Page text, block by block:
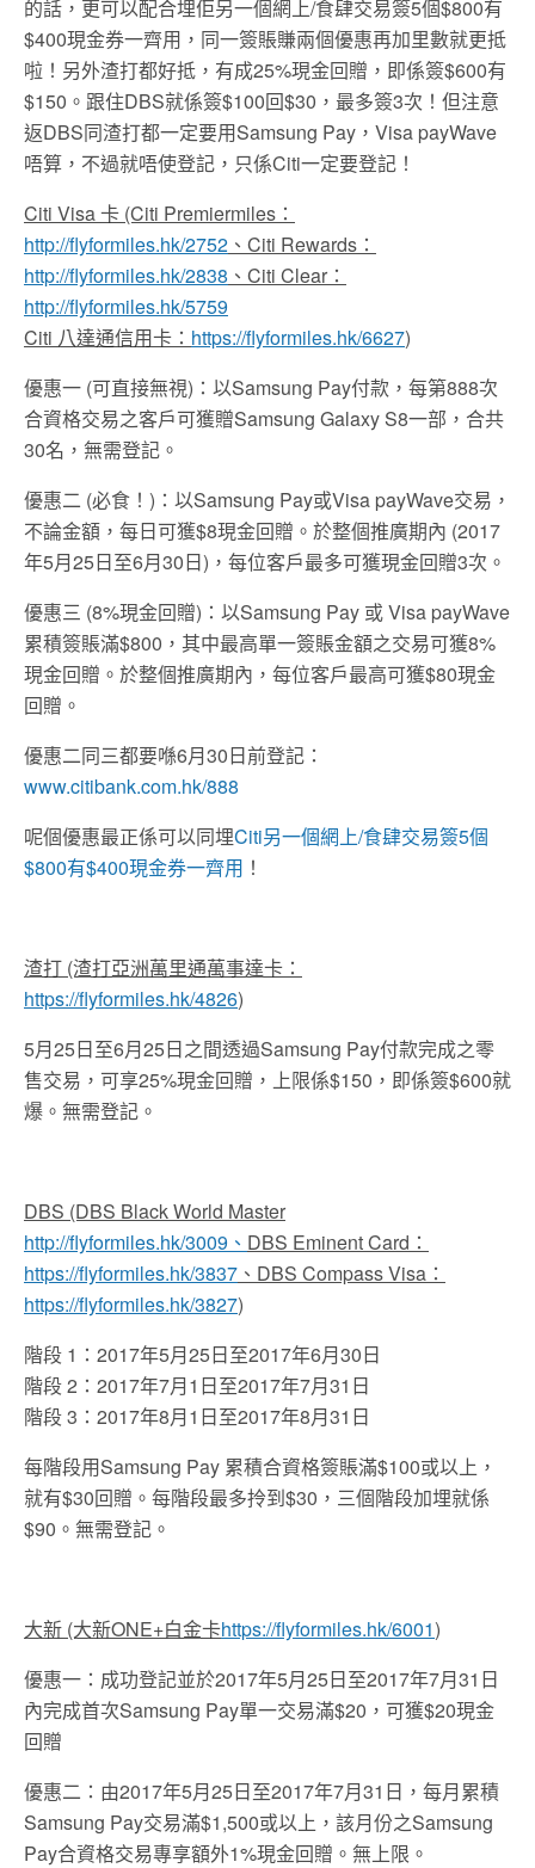
的話，更可以配合埋佢另一個網上/食肆交易簽5個$800有
$400現金券一齊用，同一簽賬賺兩個優惠再加里數就更抵
啦！另外渣打都好抵，有成25%現金回贈，即係簽$600有
$150。跟住DBS就係簽$100回$30，最多簽3次！但注意
返DBS同渣打都一定要用Samsung Pay，Visa payWave
唔算，不過就唔使登記，只係Citi一定要登記！
Citi Visa 卡 (Citi Premiermiles：
http://flyformiles.hk/2752 、 Citi Rewards：
http://flyformiles.hk/2838 、 Citi Clear：
http://flyformiles.hk/5759
Citi 八達通信用卡： https://flyformiles.hk/6627)
優惠一 (可直接無視)：以Samsung Pay付款，每第888次
合資格交易之客戶可獲贈Samsung Galaxy S8一部，合共
30名， 無需登記。
優惠二 (必食！)：以Samsung Pay或Visa payWave交易，
不論金額，每日可獲$8現金回贈。於整個推廣期內 (2017
年5月25日至6月30日)，每位客戶最多可獲現金回贈3次。
優惠三 (8%現金回贈)：以Samsung Pay 或 Visa payWave
累積簽賬滿$800，其中最高單一簽賬金額之交易可獲8%
現金回贈。於整個推廣期內，每位客戶最高可獲$80現金
回贈。
優惠二同三都要喺6月30日前登記：
www.citibank.com.hk/888
呢個優惠最正係可以同埋Citi另一個網上/食肆交易簽5個
$800有$400現金券一齊用 ！
渣打 (渣打亞洲萬里通萬事達卡：
https://flyformiles.hk/4826)
5月25日至6月25日之間透過Samsung Pay付款完成之零
售交易，可享25%現金回贈，上限係$150，即係簽$600就
爆。無需登記。
DBS (DBS Black World Master
http://flyformiles.hk/3009、 DBS Eminent Card：
https://flyformiles.hk/3837 、DBS Compass Visa：
https://flyformiles.hk/3827)
階段 1：2017年5月25日至2017年6月30日
階段 2：2017年7月1日至2017年7月31日
階段 3：2017年8月1日至2017年8月31日
每階段用Samsung Pay 累積合資格簽賬滿$100或以上，
就有$30回贈。每階段最多拎到$30，三個階段加埋就係
$90。無需登記。
大新 (大新ONE+白金卡https://flyformiles.hk/6001)
優惠一：成功登記並於2017年5月25日至2017年7月31日
內完成首次Samsung Pay單一交易滿$20，可獲$20現金
回贈
優惠二：由2017年5月25日至2017年7月31日，每月累積
Samsung Pay交易滿$1,500或以上，該月份之Samsung
Pay合資格交易專享額外1%現金回贈。無上限。